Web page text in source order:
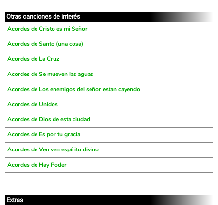
Otras canciones de interés
Acordes de Cristo es mi Señor
Acordes de Santo (una cosa)
Acordes de La Cruz
Acordes de Se mueven las aguas
Acordes de Los enemigos del señor estan cayendo
Acordes de Unidos
Acordes de Dios de esta ciudad
Acordes de Es por tu gracia
Acordes de Ven ven espíritu divino
Acordes de Hay Poder
Extras